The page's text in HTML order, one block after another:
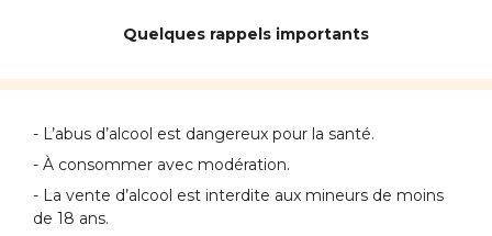
Quelques rappels importants
- L’abus d’alcool est dangereux pour la santé.
- À consommer avec modération.
- La vente d’alcool est interdite aux mineurs de moins
de 18 ans.